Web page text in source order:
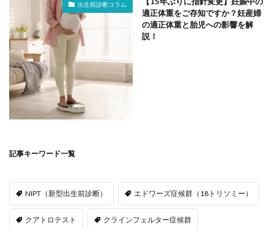
出生前診断コラム
適正体重をご存知ですか？妊産婦
の適正体重と胎児への影響を解
説！
記事キーワード一覧
NIPT（新型出生前診断） エドワーズ症候群（18トリソミー）
クアトロテスト クラインフェルター症候群